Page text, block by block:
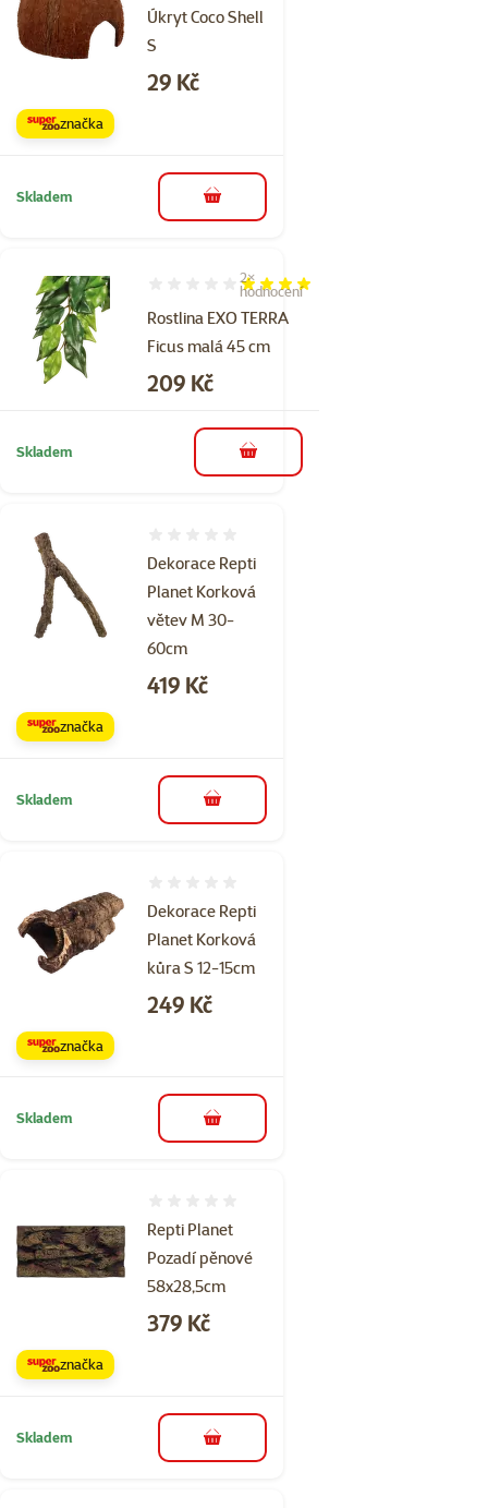
Úkryt Coco Shell
S
Cena
29 Kč
značka
Skladem do košíku
Rostlina EXO TERRA
Ficus malá 45 cm
Hodnocení 80%, počet hodnocení: 2
2×
hodnocení
Cena
209 Kč
Skladem do košíku
Dekorace Repti
Planet Korková
větev M 30-
60cm
Cena
419 Kč
značka
Skladem do košíku
Dekorace Repti
Planet Korková
kůra S 12-15cm
Cena
249 Kč
značka
Skladem do košíku
Repti Planet
Pozadí pěnové
58x28,5cm
Cena
379 Kč
značka
Skladem do košíku